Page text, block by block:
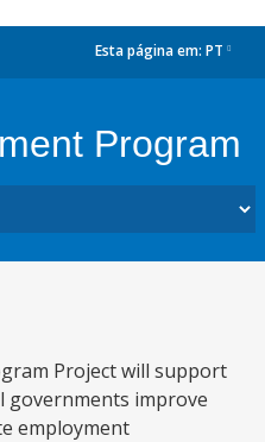
Esta página em: PT
Program
Project will support
governments improve
employment